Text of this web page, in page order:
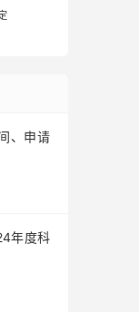
、申请
年度科